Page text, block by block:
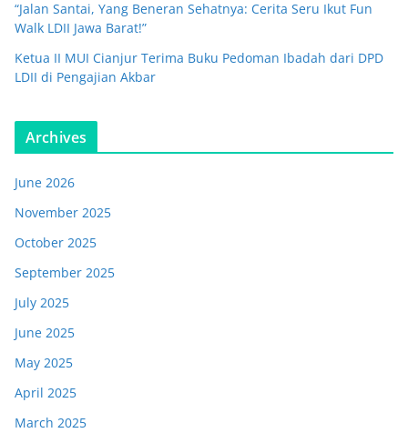
“Jalan Santai, Yang Beneran Sehatnya: Cerita Seru Ikut Fun
Walk LDII Jawa Barat!”
Ketua II MUI Cianjur Terima Buku Pedoman Ibadah dari DPD
LDII di Pengajian Akbar
Archives
June 2026
November 2025
October 2025
September 2025
July 2025
June 2025
May 2025
April 2025
March 2025